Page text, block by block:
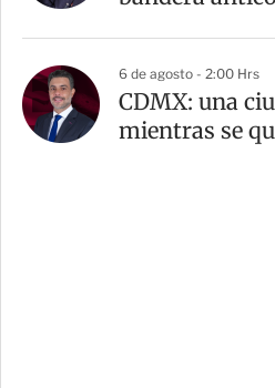
6 de agosto - 2:00 Hrs
CDMX: una
mientras se